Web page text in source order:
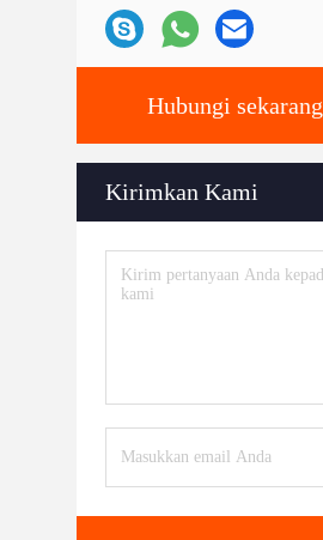
Hubungi sekarang
Kirimkan Kami